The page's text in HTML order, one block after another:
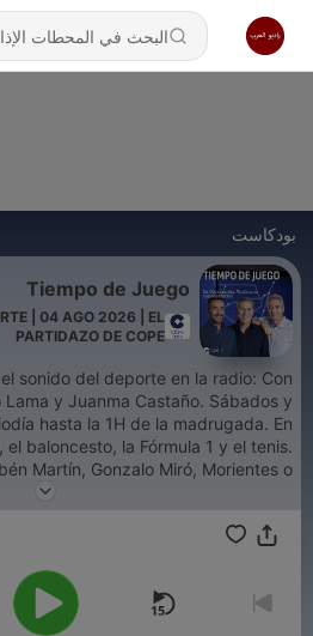
بودكاست
Tiempo de Juego
| 04 AGO 2026 | EL
PARTIDAZO DE COPE
sonido del deporte en la radio: Con
Lama y Juanma Castaño. Sábados y
hasta la 1H de la madrugada. En
baloncesto, la Fórmula 1 y el tenis.
Martín, Gonzalo Miró, Morientes o